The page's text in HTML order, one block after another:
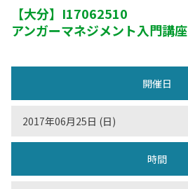
【大分】 I17062510
アンガーマネジメント入門講座
開催日
2017年06月25日 (日)
時間